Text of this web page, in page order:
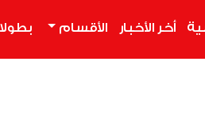
أخر الأخبار الأقسام